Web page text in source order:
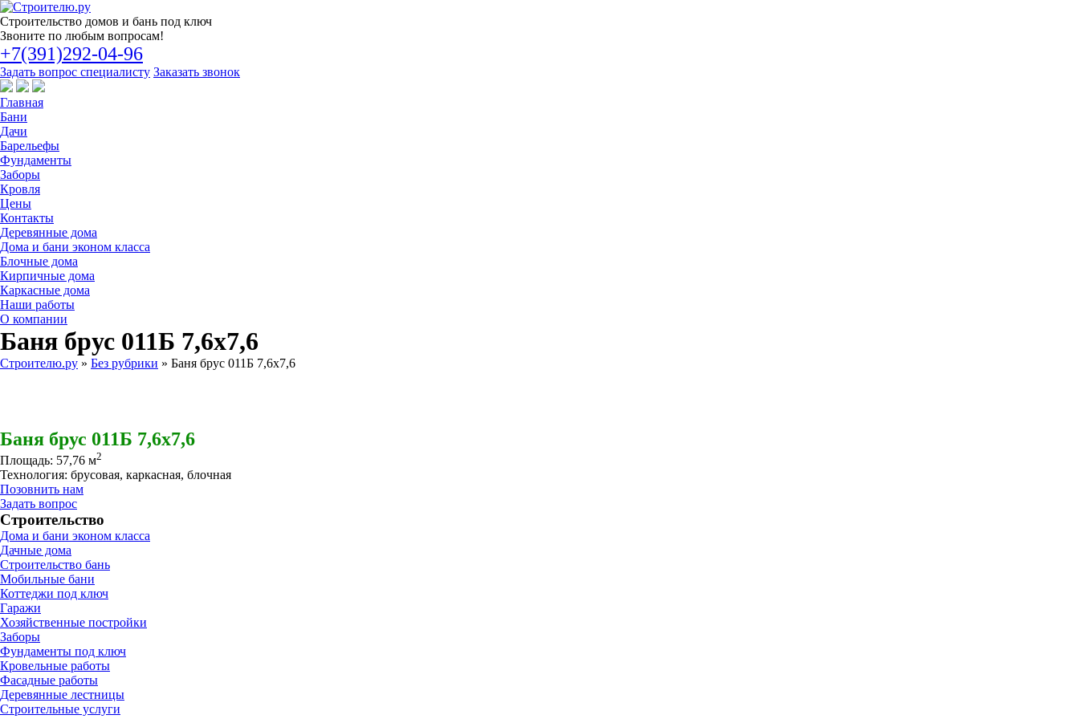
Строительство домов и бань под ключ
Звоните по любым вопросам!
+7(391)292-04-96
Задать вопрос специалисту Заказать звонок
Главная
Бани
Дачи
Барельефы
Фундаменты
Заборы
Кровля
Цены
Контакты
Деревянные дома
Дома и бани эконом класса
Блочные дома
Кирпичные дома
Каркасные дома
Наши работы
О компании
Баня брус 011Б 7,6х7,6
Строителю.ру » Без рубрики » Баня брус 011Б 7,6х7,6
Баня брус 011Б 7,6х7,6
Площадь: 57,76 м2
Технология: брусовая, каркасная, блочная
Позовнить нам
Задать вопрос
Строительство
Дома и бани эконом класса
Дачные дома
Строительство бань
Мобильные бани
Коттеджи под ключ
Гаражи
Хозяйственные постройки
Заборы
Фундаменты под ключ
Кровельные работы
Фасадные работы
Деревянные лестницы
Строительные услуги